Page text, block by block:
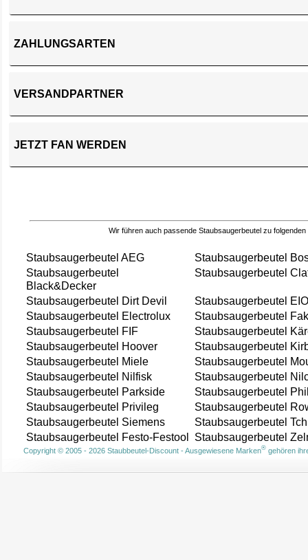
ZAHLUNGSARTEN
VERSANDPARTNER
JETZT FAN WERDEN
Wir führen auch passende Staubsaugerbeutel zu folgenden
Staubsaugerbeutel AEG
Staubsaugerbeutel
Staubsaugerbeutel
Black&Decker
Staubsaugerbeutel
Staubsaugerbeutel Dirt Devil
Staubsaugerbeutel
Staubsaugerbeutel Electrolux
Staubsaugerbeutel
Staubsaugerbeutel FIF
Staubsaugerbeutel
Staubsaugerbeutel Hoover
Staubsaugerbeutel
Staubsaugerbeutel Miele
Staubsaugerbeutel
Staubsaugerbeutel Nilfisk
Staubsaugerbeutel
Staubsaugerbeutel Parkside
Staubsaugerbeutel
Staubsaugerbeutel Privileg
Staubsaugerbeutel
Staubsaugerbeutel Siemens
Staubsaugerbeutel
Staubsaugerbeutel Festo-Festool
Staubsaugerbeutel
Copyright © 2005 - 2026 Staubbeutel-Discount - Ausgewiesene Marken®gehören